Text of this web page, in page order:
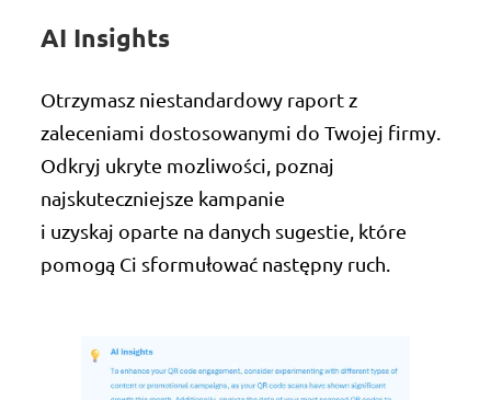
AI Insights
Otrzymasz niestandardowy raport z
zaleceniami dostosowanymi do Twojej firmy.
Odkryj ukryte mozliwości, poznaj
najskuteczniejsze kampanie
i uzyskaj oparte na danych sugestie, które
pomogą Ci sformułować następny ruch.